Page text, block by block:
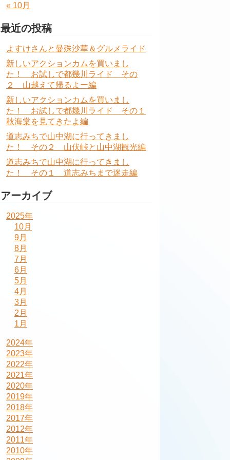
« 10月
最近の投稿
よすけさんと曼殊沙華＆グルメライド
新しいアクションカムを買いまし
た！ お試しで都幾川ライド その
２ 山越えて帰るよー編
新しいアクションカムを買いまし
た！ お試しで都幾川ライド その１
秋海棠を見てきたよ編
道志みちで山中湖に行ってきまし
た！ その２ 山伏峠と山中湖観光編
道志みちで山中湖に行ってきまし
た！ その１ 道志みちまで迷走編
アーカイブ
2025年
10月
9月
8月
7月
6月
5月
4月
3月
2月
1月
2024年
2023年
2022年
2021年
2020年
2019年
2018年
2017年
2012年
2011年
2010年